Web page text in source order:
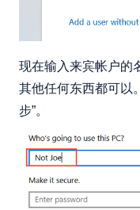
现在输入来宾帐户的
其他任何东西都可以
步”。